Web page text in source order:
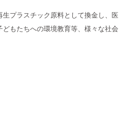
プラスチック原料として換金し、医
もたちへの環境教育等、様々な社会